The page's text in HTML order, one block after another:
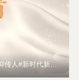
，努力培养具有
、创新精神、国
。目前学校设有
硕士专业学位授
、金融、工商管
形成从本科生到
人图书——本帮菜肴》，品味锅勺间的江南烟火风味。